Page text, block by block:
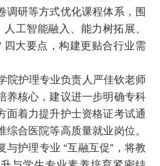
调研等方式优化课程体系，围
工智能融入、能力树拓展、
四大要点，构建更贴合行业需
院护理专业负责人严佳钦老师
养核心，建议进一步明确专科
面着力提升护士资格证考试通
综合医院等高质量就业岗位。
与护理专业 “互融互促”，将教